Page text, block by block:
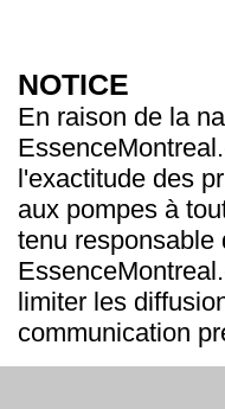
NOTICE
En raison de la
l'exactitude des
aux pompes à
tenu responsable
limiter les
communication